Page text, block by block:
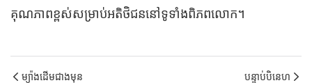
គុណភាពខ្ពស់សម្រាប់អតិថិជននៅទូទាំងពិភពលោក។
ម្យ៉ាងដើមជាងមុន បន្ទាប់បិនេហ